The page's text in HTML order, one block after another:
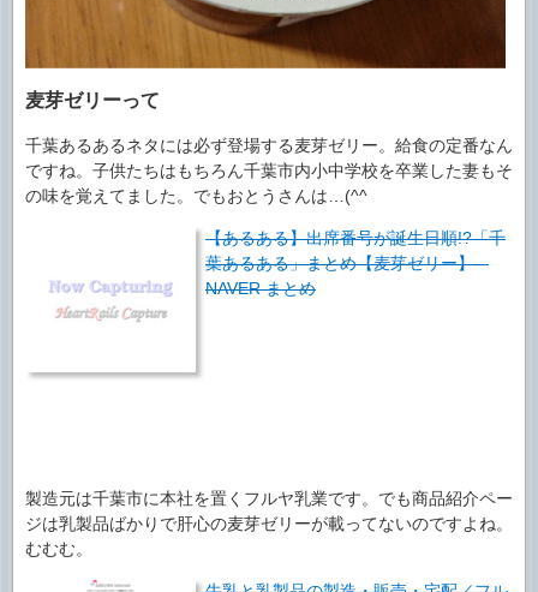
麦芽ゼリーって
千葉あるあるネタには必ず登場する麦芽ゼリー。給食の定番なん
ですね。子供たちはもちろん千葉市内小中学校を卒業した妻もそ
の味を覚えてました。でもおとうさんは…(^^ゞ
【あるある】出席番号が誕生日順!?「千
葉あるある」まとめ【麦芽ゼリー】 –
NAVER まとめ
製造元は千葉市に本社を置くフルヤ乳業です。でも商品紹介ペー
ジは乳製品ばかりで肝心の麦芽ゼリーが載ってないのですよね。
むむむ。